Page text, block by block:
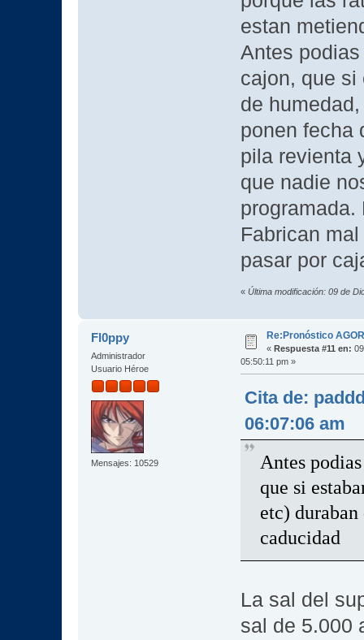
estan
Antes
cajon, que si
de
ponen fecha
pila revienta
que nadie
programada.
Fabrican
pasar por
« Última modificación: 09 de
Fl0ppy
Administrador
Usuario Héroe
Mensajes: 10529
Re:Pronóstico
« Respuesta #11 en:
05:50:11 pm »
Cita de:
06:07:06 am
Antes
que si
etc) duraban
caducidad
La sal del
sal de 5.000